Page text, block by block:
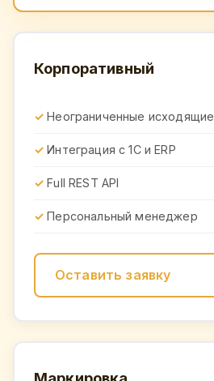
Корпоративный
Неограниченные исходящие
Интеграция с 1С и ERP
Full REST API
Персональный менеджер
Оставить заявку